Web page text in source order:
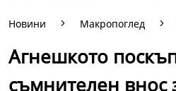
Новини Макропоглед
Агнешкото
съмнителен внос